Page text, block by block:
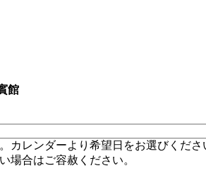
館
カレンダーより希望日をお選びくだ
場合はご容赦ください。